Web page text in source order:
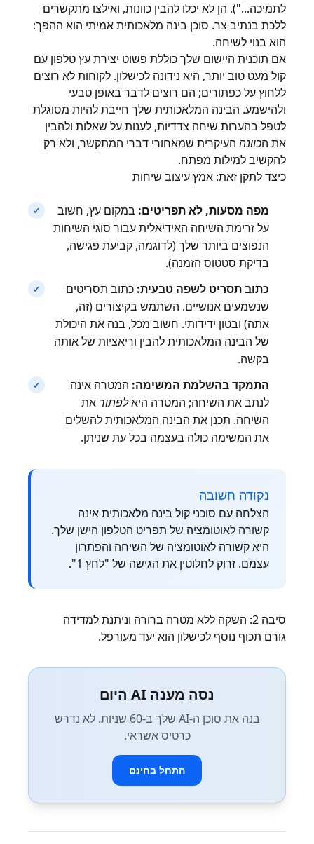
לתמיכה..."). הן לא יכלו להבין כוונות, ואילצו מתקשרים
ללכת בנתיב צר. סוכן בינה מלאכותית אמיתי הוא ההפך:
הוא בנוי לשיחה.
אם תוכנית היישום שלך כוללת פשוט יצירת עץ טלפון עם
קול מעט טוב יותר, היא נידונה לכישלון. לקוחות לא רוצים
ללחוץ על כפתורים; הם רוצים לדבר באופן טבעי
ולהישמע. הבינה המלאכותית שלך חייבת להיות מסוגלת
לטפל בהערות שיחה צדדיות, לענות על שאלות ולהבין
את הכוונה העיקרית שמאחורי דברי המתקשר, ולא רק
להקשיב למילות מפתח.
כיצד לתקן זאת: אמץ עיצוב שיחות
מפה מסעות, לא תפריטים: במקום עץ, חשוב
על זרימת השיחה האידיאלית עבור סוגי השיחות
הנפוצים ביותר שלך (לדוגמה, קביעת פגישה,
בדיקת סטטוס הזמנה).
כתוב תסריט לשפה טבעית: כתוב תסריטים
שנשמעים אנושיים. השתמש בקיצורים (זה,
אתה) ובטון ידידותי. חשוב מכל, בנה את היכולת
של הבינה המלאכותית להבין וריאציות של אותה
בקשה.
התמקד בהשלמת המשימה: המטרה אינה
לנתב את השיחה; המטרה היאלפתור את
השיחה. תכנן את הבינה המלאכותית להשלים
את המשימה כולה בעצמה בכל עת שניתן.
נקודה חשובה
הצלחה עם סוכני קול בינה מלאכותית אינה
קשורה לאוטומציה של תפריט הטלפון הישן שלך.
היא קשורה לאוטומציה של השיחה והפתרון
עצמם. זרוק לחלוטין את הגישה של "לחץ 1".
סיבה 2: השקה ללא מטרה ברורה וניתנת למדידה
גורם תכוף נוסף לכישלון הוא יעד מעורפל.
נסה מענה AI היום
בנה את סוכן ה-AI שלך ב-60 שניות. לא נדרש
כרטיס אשראי.
התחל בחינם